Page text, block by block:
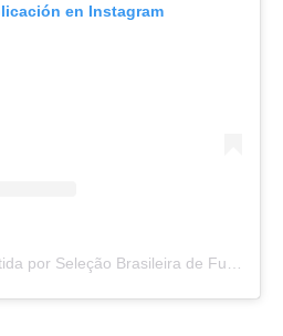
en Instagram